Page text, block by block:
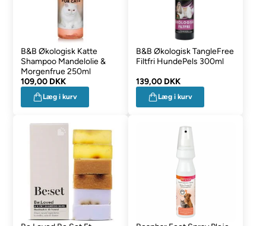
B&B Økologisk Katte
Shampoo Mandelolie &
Morgenfrue 250ml
109,00 DKK
Læg i kurv
B&B Økologisk TangleFree
Filtfri HundePels 300ml
139,00 DKK
Læg i kurv